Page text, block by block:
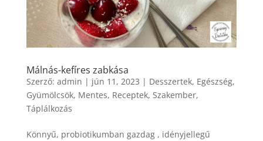
Málnás-kefíres zabkása
Szerző: admin | jún 11, 2023 | Desszertek, Egészség,
Gyümölcsök, Mentes, Receptek, Szakember,
Táplálkozás
Könnyű, probiotikumban gazdag , idényjellegű